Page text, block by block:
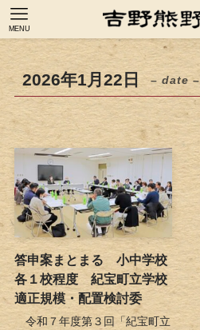
MENU
2026年1月22日 – date –
答申案まとまる 小中学校
各１校程度 紀宝町立学校
適正規模・配置検討委
令和７年度第３回「紀宝町立